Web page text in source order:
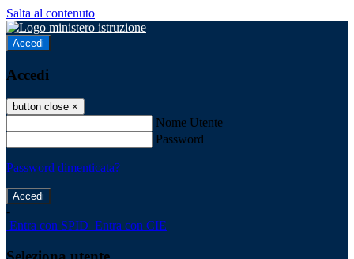
Salta al contenuto
Accedi
Accedi
button close ×
Nome Utente
Password
Password dimenticata?
-
Entra con SPID Entra con CIE